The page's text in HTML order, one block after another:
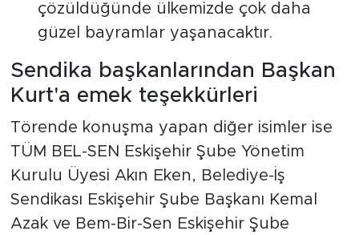
çözüldüğünde ülkemizde çok daha
güzel bayramlar yaşanacaktır.
Sendika başkanlarından Başkan
Kurt'a emek teşekkürleri
Törende konuşma yapan diğer isimler ise
TÜM BEL-SEN Eskişehir Şube Yönetim
Kurulu Üyesi Akın Eken, Belediye-İş
Sendikası Eskişehir Şube Başkanı Kemal
Azak ve Bem-Bir-Sen Eskişehir Şube